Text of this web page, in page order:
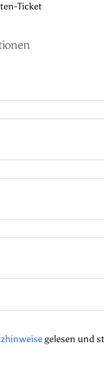
Ticket
gelesen und